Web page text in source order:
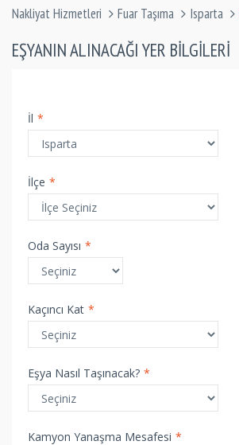
Nakliyat Hizmetleri Fuar Taşıma Isparta
EŞYANIN ALINACAĞI YER BILGILERI
İl *
İlçe *
Oda Sayısı *
Kaçıncı Kat *
Eşya Nasıl Taşınacak? *
Kamyon Yanaşma Mesafesi *